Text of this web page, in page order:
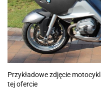
Przykładowe zdjęcie
tej ofercie